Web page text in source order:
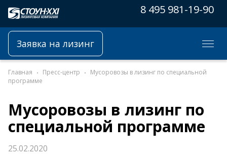
8 495 981-19-90
Заявка на лизинг
Главная Пресс-центр
Мусоровозы в лизинг по специальной
программе
Мусоровозы в лизинг по
специальной программе
25.02.2020